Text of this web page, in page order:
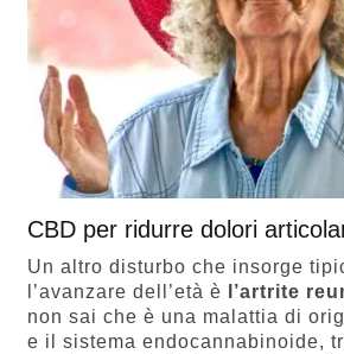
CBD per ridurre dolori
Un altro disturbo che insorge
l’avanzare dell’età è
l’artrite
non sai che è una malattia di
e il sistema endocannabinoide,